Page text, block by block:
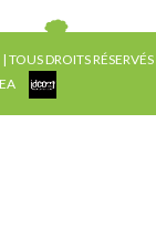
| TOUS DROITS RÉSERVÉS